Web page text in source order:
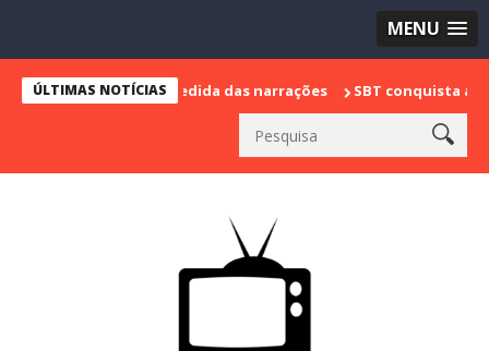
MENU
ÚLTIMAS NOTÍCIAS
sua despedida das narrações SBT conquista a vice